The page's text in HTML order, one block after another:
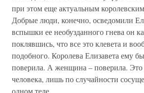
при этом еще актуальным
Добрые люди, конечно, осведомили
вспышки ее необузданного гнева он
поклявшись, что все это клевета и
подобного. Королева Елизавета ему
поверила. А женщина – поверила.
человека, лишь по случайности
одном теле.